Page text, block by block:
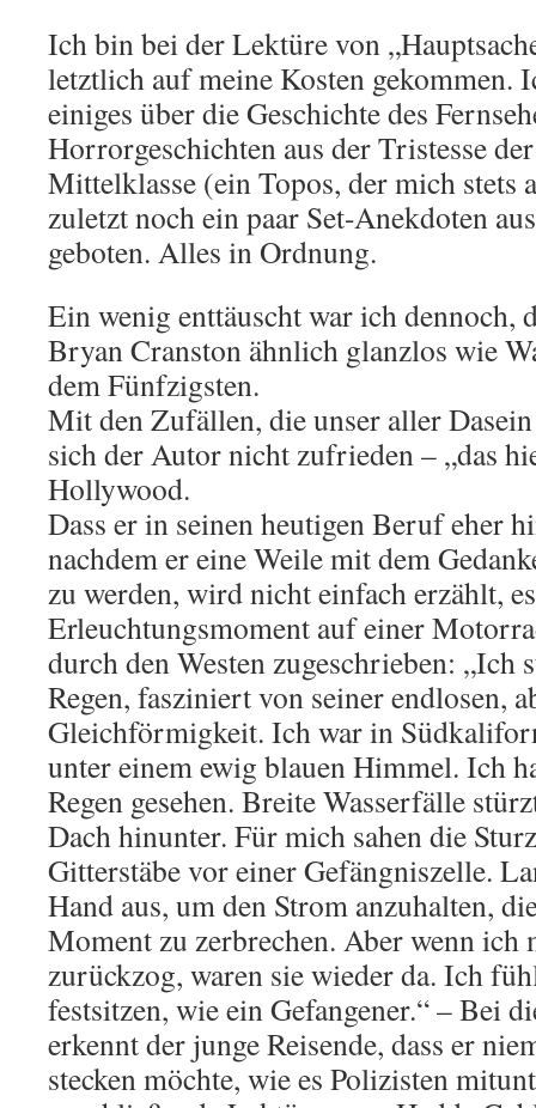
Ich bin bei der Lektüre von
letztlich auf meine Kosten gekommen.
einiges über die Geschichte des
Horrorgeschichten aus der Tristesse
Mittelklasse (ein Topos, der mich stets
zuletzt noch ein paar Set-Anekdoten
geboten. Alles in Ordnung.
Ein wenig enttäuscht war ich dennoch,
Bryan Cranston ähnlich glanzlos wie
dem Fünfzigsten.
Mit den Zufällen, die unser aller
sich der Autor nicht zufrieden – „das
Hollywood.
Dass er in seinen heutigen Beruf eher
nachdem er eine Weile mit dem
zu werden, wird nicht einfach erzählt,
Erleuchtungsmoment auf einer
durch den Westen zugeschrieben: „Ich
Regen, fasziniert von seiner endlosen,
Gleichförmigkeit. Ich war in
unter einem ewig blauen Himmel. Ich
Regen gesehen. Breite Wasserfälle
Dach hinunter. Für mich sahen die
Gitterstäbe vor einer Gefängniszelle.
Hand aus, um den Strom anzuhalten,
Moment zu zerbrechen. Aber wenn ich
zurückzog, waren sie wieder da. Ich
festsitzen, wie ein Gefangener.“ – Bei
erkennt der junge Reisende, dass er
stecken möchte, wie es Polizisten